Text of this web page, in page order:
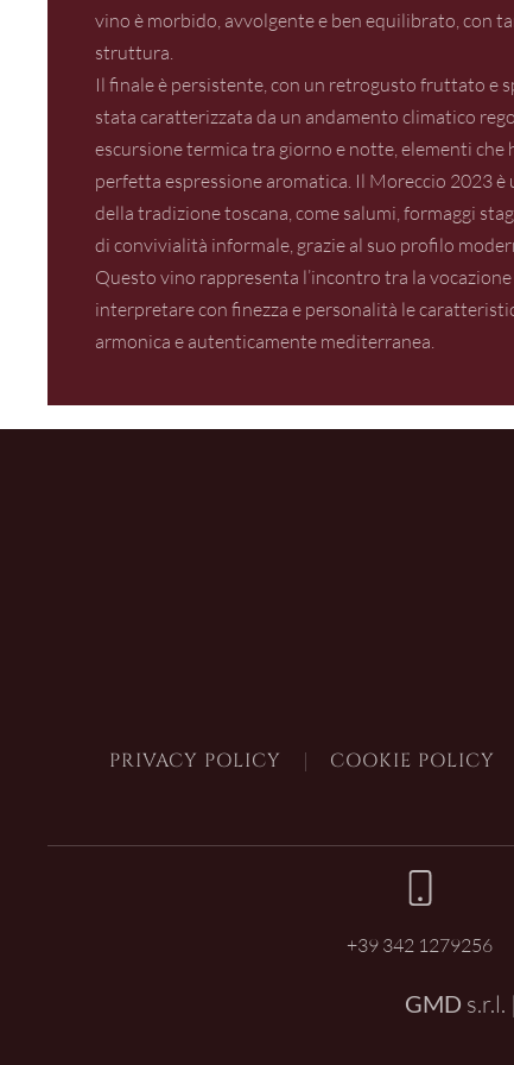
vino è morbido, avvolgente e ben equilibrato, con
struttura.
Il finale è persistente, con un retrogusto fruttato e
stata caratterizzata da un andamento climatico
escursione termica tra giorno e notte, elementi
perfetta espressione aromatica. Il Moreccio 2023
della tradizione toscana, come salumi, formaggi
di convivialità informale, grazie al suo profilo
Questo vino rappresenta l’incontro tra la
interpretare con finezza e personalità le
armonica e autenticamente mediterranea.
PRIVACY POLICY COOKIE POLICY
+39 342 1279256
GMD